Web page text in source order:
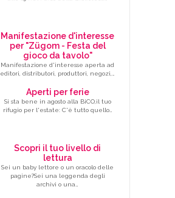
Manifestazione d'interesse
per "Zügom - Festa del
gioco da tavolo"
Manifestazione d'interesse aperta ad
editori, distributori, produttori, negozi,…
Aperti per ferie
Si sta bene in agosto alla BiCO,il tuo
rifugio per l'estate: C'è tutto quello…
Scopri il tuo livello di
lettura
Sei un baby lettore o un oracolo delle
pagine?Sei una leggenda degli
archivi o una…